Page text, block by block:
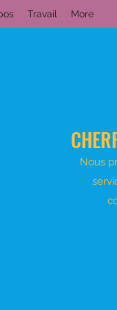
Travail More
Nous